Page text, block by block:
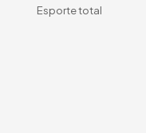
Esporte total